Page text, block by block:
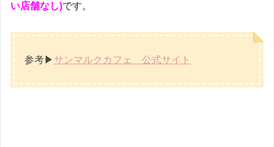
い店舗なし)です。
参考▶ サンマルクカフェ 公式サイト